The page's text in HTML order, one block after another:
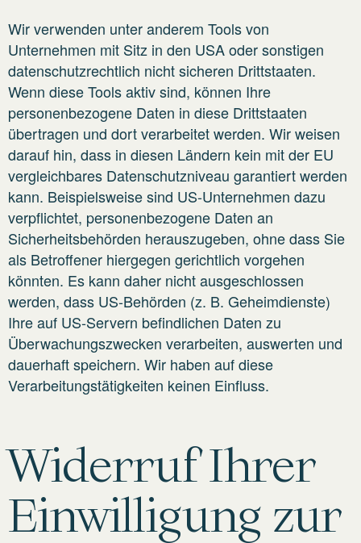
Wir verwenden unter anderem Tools von
Unternehmen mit Sitz in den USA oder sonstigen
datenschutzrechtlich nicht sicheren Drittstaaten.
Wenn diese Tools aktiv sind, können Ihre
personenbezogene Daten in diese Drittstaaten
übertragen und dort verarbeitet werden. Wir weisen
darauf hin, dass in diesen Ländern kein mit der EU
vergleichbares Datenschutzniveau garantiert werden
kann. Beispielsweise sind US-Unternehmen dazu
verpflichtet, personenbezogene Daten an
Sicherheitsbehörden herauszugeben, ohne dass Sie
als Betroffener hiergegen gerichtlich vorgehen
könnten. Es kann daher nicht ausgeschlossen
werden, dass US-Behörden (z. B. Geheimdienste)
Ihre auf US-Servern befindlichen Daten zu
Überwachungszwecken verarbeiten, auswerten und
dauerhaft speichern. Wir haben auf diese
Verarbeitungstätigkeiten keinen Einfluss.
Widerruf Ihrer
Einwilligung zur